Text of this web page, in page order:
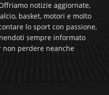
notizie aggiornate,
basket, motori e molto
lo sport con passione,
sempre informato
perdere neanche